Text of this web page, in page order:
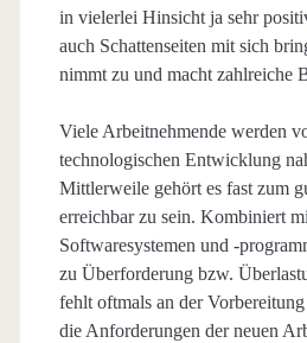
in vielerlei Hinsicht ja sehr
auch Schattenseiten mit sich
nimmt zu und macht zahlreiche
Viele Arbeitnehmende werden
technologischen Entwicklung
Mittlerweile gehört es fast zum
erreichbar zu sein. Kombiniert
Softwaresystemen und -
zu Überforderung bzw.
fehlt oftmals an der
die Anforderungen der neuen